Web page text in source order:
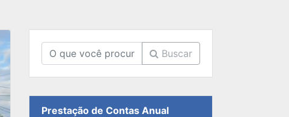
Buscar
Prestação de Contas Anual